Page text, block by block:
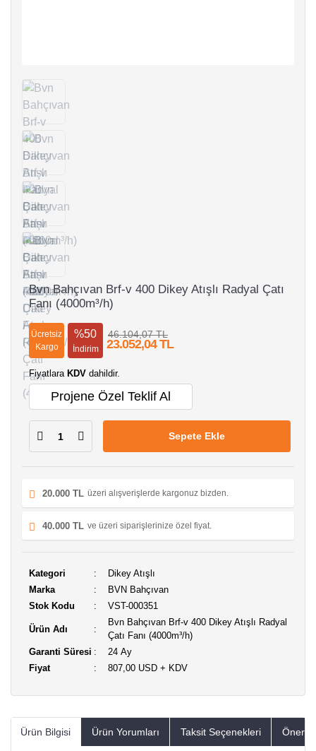
Bvn Bahçıvan Brf-v 400 Dikey Atışlı Radyal Çatı
Fanı (4000m³/h)
Ücretsiz
Kargo
%50
İndirim
46.104,07 TL
23.052,04 TL
Fiyatlara KDV dahildir.
Projene Özel Teklif Al
Sepete Ekle
20.000 TL üzeri alışverişlerde kargonuz bizden.
40.000 TL ve üzeri siparişlerinize özel fiyat.
Kategori
Dikey Atışlı
Marka
BVN Bahçıvan
Stok Kodu
VST-000351
Ürün Adı
Bvn Bahçıvan Brf-v 400 Dikey Atışlı Radyal
Çatı Fanı (4000m³/h)
Garanti Süresi
24 Ay
Fiyat
807,00 USD + KDV
Ürün Bilgisi Ürün Yorumları Taksit Seçenekleri